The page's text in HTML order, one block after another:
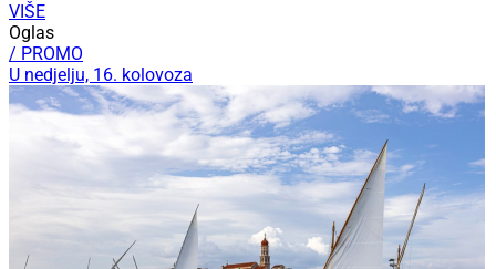
VIŠE
Oglas
/ PROMO
U nedjelju, 16. kolovoza